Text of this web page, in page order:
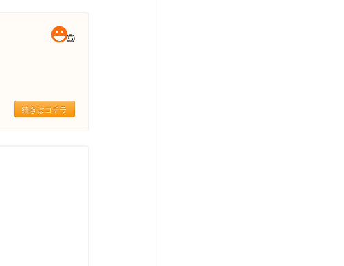
続きはコチラ